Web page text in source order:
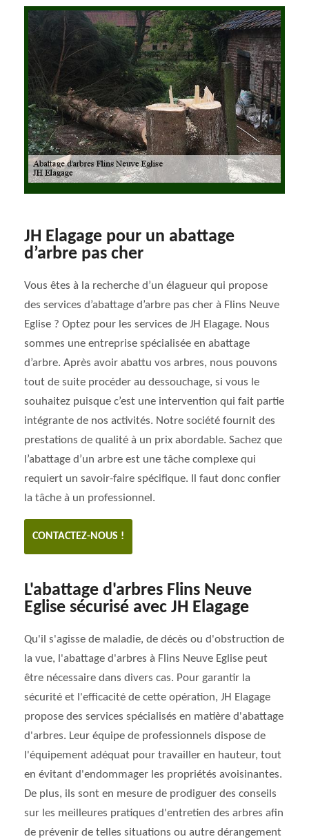
JH Elagage pour un abattage
d’arbre pas cher
Vous êtes à la recherche d’un élagueur qui propose
des services d’abattage d’arbre pas cher à Flins Neuve
Eglise ? Optez pour les services de JH Elagage. Nous
sommes une entreprise spécialisée en abattage
d’arbre. Après avoir abattu vos arbres, nous pouvons
tout de suite procéder au dessouchage, si vous le
souhaitez puisque c’est une intervention qui fait partie
intégrante de nos activités. Notre société fournit des
prestations de qualité à un prix abordable. Sachez que
l’abattage d’un arbre est une tâche complexe qui
requiert un savoir-faire spécifique. Il faut donc confier
la tâche à un professionnel.
CONTACTEZ-NOUS !
L'abattage d'arbres Flins Neuve
Eglise sécurisé avec JH Elagage
Qu'il s'agisse de maladie, de décès ou d'obstruction de
la vue, l'abattage d'arbres à Flins Neuve Eglise peut
être nécessaire dans divers cas. Pour garantir la
sécurité et l'efficacité de cette opération, JH Elagage
propose des services spécialisés en matière d'abattage
d'arbres. Leur équipe de professionnels dispose de
l'équipement adéquat pour travailler en hauteur, tout
en évitant d'endommager les propriétés avoisinantes.
De plus, ils sont en mesure de prodiguer des conseils
sur les meilleures pratiques d'entretien des arbres afin
de prévenir de telles situations ou autre dérangement